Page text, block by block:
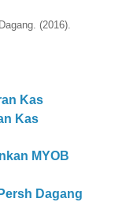
(2016).
Kas
Kas
MYOB
Dagang